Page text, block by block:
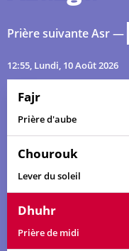
Prière suivante Asr —
12:55, Lundi, 10 Août 2026
Fajr
Prière d'aube
Chourouk
Lever du soleil
Dhuhr
Prière de midi